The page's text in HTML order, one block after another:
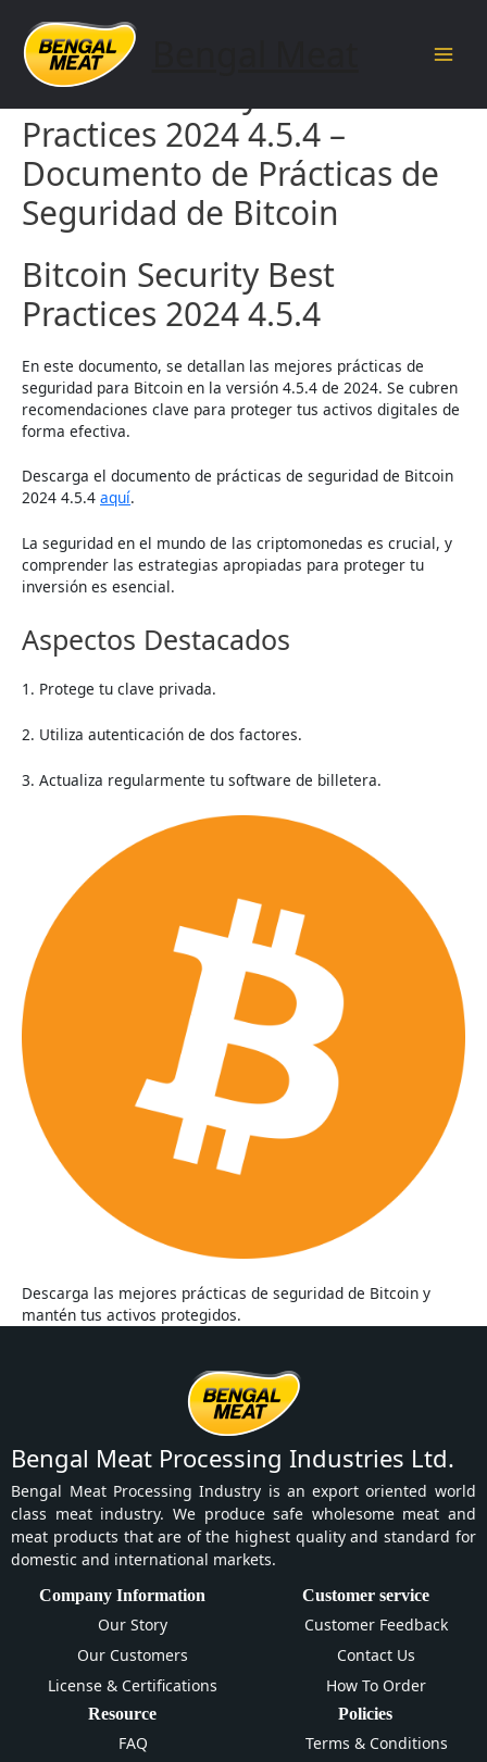
content
Bitcoin Security Best
Practices 2024 4.5.4 –
Documento de Prácticas de
Seguridad de Bitcoin
Bitcoin Security Best
Practices 2024 4.5.4
En este documento, se detallan las mejores prácticas de
seguridad para Bitcoin en la versión 4.5.4 de 2024. Se cubren
recomendaciones clave para proteger tus activos digitales de
forma efectiva.
Descarga el documento de prácticas de seguridad de Bitcoin
2024 4.5.4 aquí.
La seguridad en el mundo de las criptomonedas es crucial, y
comprender las estrategias apropiadas para proteger tu
inversión es esencial.
Aspectos Destacados
1. Protege tu clave privada.
2. Utiliza autenticación de dos factores.
3. Actualiza regularmente tu software de billetera.
Descarga las mejores prácticas de seguridad de Bitcoin y
mantén tus activos protegidos.
Bengal Meat Processing Industries Ltd.
Bengal Meat Processing Industry is an export oriented world
class meat industry. We produce safe wholesome meat and
meat products that are of the highest quality and standard for
domestic and international markets.
Company Information
Our Story
Our Customers
License & Certifications
Customer service
Customer Feedback
Contact Us
How To Order
Resource
FAQ
Policies
Terms & Conditions